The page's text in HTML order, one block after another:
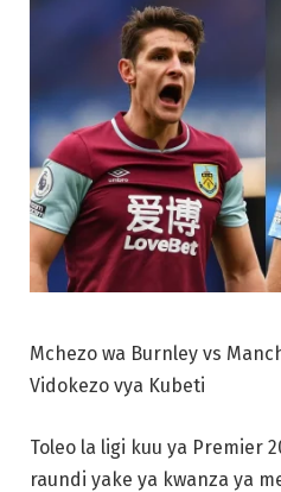
Mchezo wa Burnley vs
Vidokezo vya Kubeti
Toleo la ligi kuu ya Premier
raundi yake ya kwanza ya